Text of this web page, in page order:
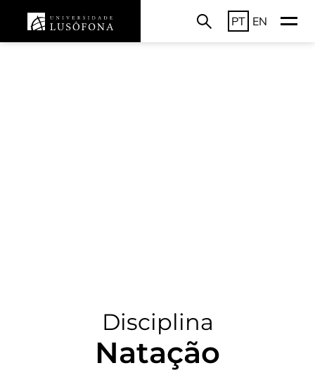
PT EN
Disciplina
Natação